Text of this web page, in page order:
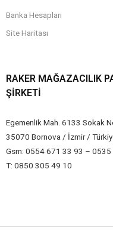
Banka Hesapları
Site Haritası
RAKER MAĞAZACILIK
ŞIRKETI
Egemenlik Mah. 6133 Sokak
35070 Bornova / İzmir /
Gsm: 0554 671 33 93 –
T: 0850 305 49 10